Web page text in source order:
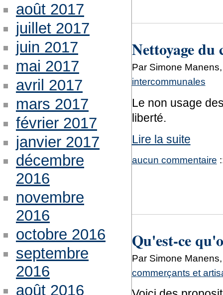
Nettoyage du
Par Simone
intercommunales
Le non usage
liberté.
Lire la suite
aucun commentaire
Qu'est-ce
Par Simone
commerçants et
août 2017
juillet 2017
juin 2017
mai 2017
avril 2017
mars 2017
février 2017
janvier 2017
décembre
2016
novembre
2016
octobre 2016
septembre
2016
août 2016